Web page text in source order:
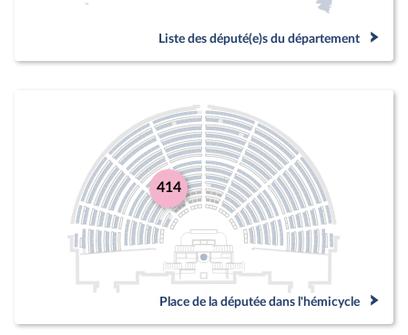
Liste des député(e)s du département
414
Place de la députée dans l'hémicycle